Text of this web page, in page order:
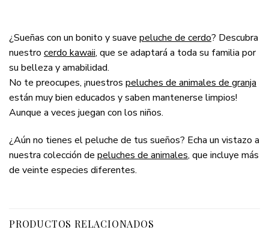
¿Sueñas con un bonito y suave peluche de cerdo? Descubra
nuestro cerdo kawaii, que se adaptará a toda su familia por
su belleza y amabilidad.
No te preocupes, ¡nuestros peluches de animales de granja
están muy bien educados y saben mantenerse limpios!
Aunque a veces juegan con los niños.
¿Aún no tienes el peluche de tus sueños? Echa un vistazo a
nuestra colección de peluches de animales, que incluye más
de veinte especies diferentes.
PRODUCTOS RELACIONADOS